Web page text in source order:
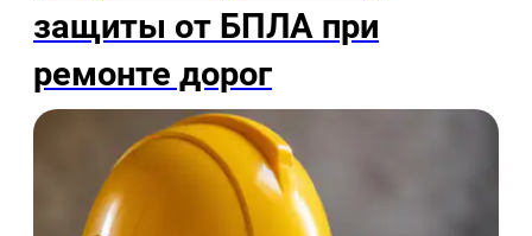
защиты от БПЛА при
ремонте дорог